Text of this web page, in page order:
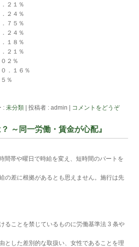
２１％
２４％
７５％
２４％
１８％
２１％
２％
．１６％
％
:未分類 |投稿者 : admin コメントをどうぞ
～同一労働・賃金が心配』
間帯や曜日で時給を変え、短時間のパートを
の差に根拠があるとも思えません。施行は先
ることを禁じているものに労働基準法 3 条や
とした差別的な取扱い、女性であることを理